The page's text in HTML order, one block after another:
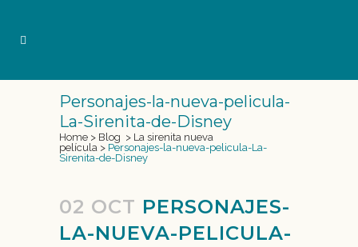
Personajes-la-nueva-pelicula-
La-Sirenita-de-Disney
Home > Blog > La sirenita nueva
película > Personajes-la-nueva-pelicula-La-
Sirenita-de-Disney
02 OCT PERSONAJES-
LA-NUEVA-PELICULA-